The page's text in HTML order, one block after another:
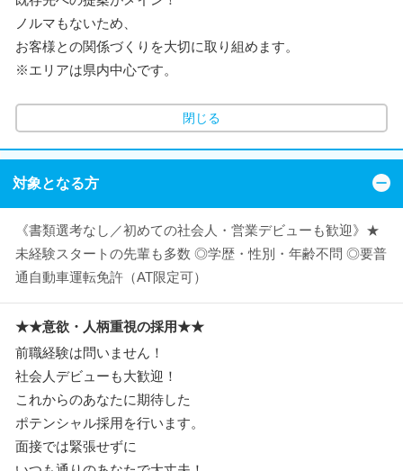
ノルマもないため、
お客様との関係づくりを大切に取り組めます。
※エリアは県内中心です。
閉じる
対象となる方
《書類選考なし／初めての社会人・営業デビューも歓迎》★
未経験スタートの先輩も多数 ◎学歴・性別・年齢不問 ◎要普
通自動車運転免許（AT限定可）
★★意欲・人柄重視の採用★★
前職経験は問いません！
社会人デビューも大歓迎！
これからのあなたに期待した
ポテンシャル採用を行います。
面接では緊張せずに